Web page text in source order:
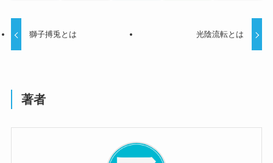
獅子搏兎とは 光陰流転とは
著者